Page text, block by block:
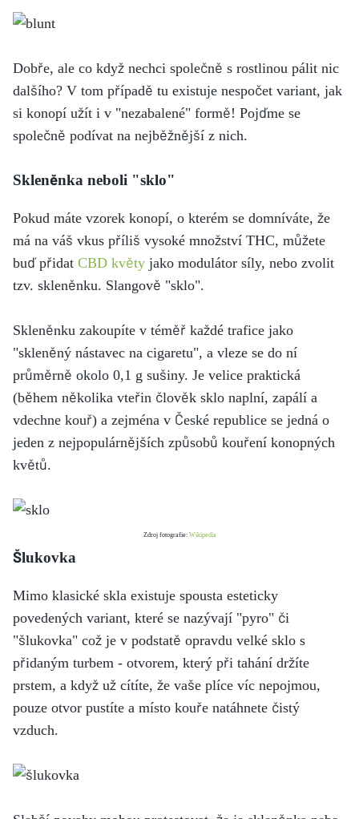
Dobře, ale co když nechci společně s rostlinou pálit nic
dalšího? V tom případě tu existuje nespočet variant, jak
si konopí užít i v "nezabalené" formě! Pojďme se
společně podívat na nejběžnější z nich.
Skleněnka neboli "sklo"
Pokud máte vzorek konopí, o kterém se domníváte, že
má na váš vkus příliš vysoké množství THC, můžete
buď přidat CBD květy jako modulátor síly, nebo zvolit
tzv. skleněnku. Slangově "sklo".
Skleněnku zakoupíte v téměř každé trafice jako
"skleněný nástavec na cigaretu", a vleze se do ní
průměrně okolo 0,1 g sušiny. Je velice praktická
(během několika vteřin člověk sklo naplní, zapálí a
vdechne kouř) a zejména v České republice se jedná o
jeden z nejpopulárnějších způsobů kouření konopných
květů.
Zdroj fotografie: Wikipedia
Šlukovka
Mimo klasické skla existuje spousta esteticky
povedených variant, které se nazývají "pyro" či
"šlukovka" což je v podstatě opravdu velké sklo s
přidaným turbem - otvorem, který při tahání držíte
prstem, a když už cítíte, že vaše plíce víc nepojmou,
pouze otvor pustíte a místo kouře natáhnete čistý
vzduch.